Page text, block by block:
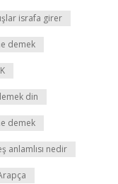
israfa girer
demek
din
demek
anlamlısı nedir